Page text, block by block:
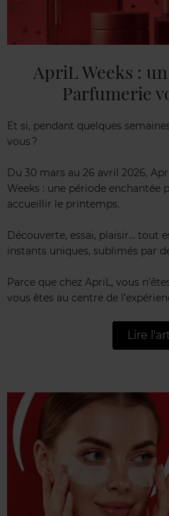
ApriL Weeks :
Parfumerie
Et si, pendant quelques
vous ?
Du 30 mars au 26 avril 2026,
Weeks : une période enchantée
accueillir le printemps.
Découverte, essai, plaisir… tout
instants uniques, sublimés par
Parce que chez ApriL, vous
vous êtes au centre de
Lire